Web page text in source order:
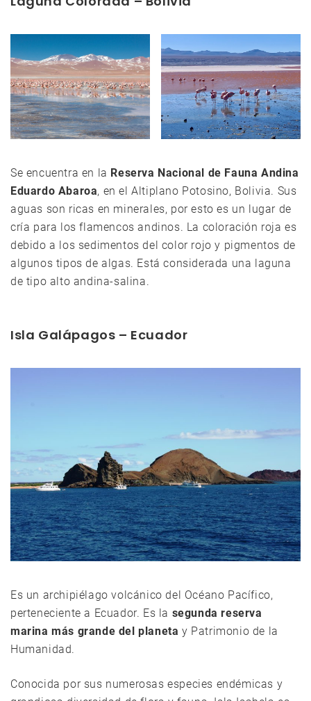
Se encuentra en la Reserva Nacional de Fauna Andina
Eduardo Abaroa, en el Altiplano Potosino, Bolivia. Sus
aguas son ricas en minerales, por esto es un lugar de
cría para los flamencos andinos. La coloración roja es
debido a los sedimentos del color rojo y pigmentos de
algunos tipos de algas. Está considerada una laguna
de tipo alto andina-salina.
Isla Galápagos – Ecuador
Es un archipiélago volcánico del Océano Pacífico,
perteneciente a Ecuador. Es la segunda reserva
marina más grande del planeta y Patrimonio de la
Humanidad.
Conocida por sus numerosas especies endémicas y